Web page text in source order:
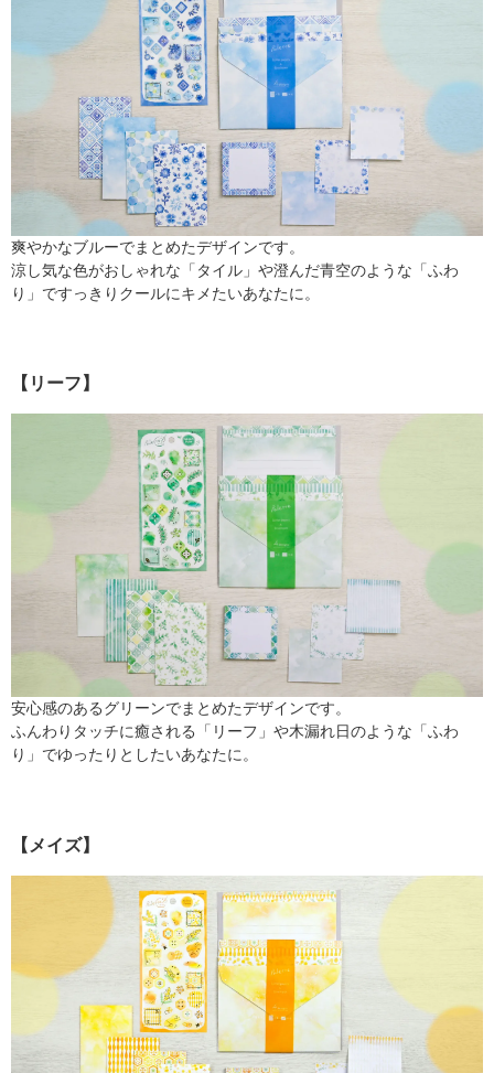
爽やかなブルーでまとめたデザインです。
涼し気な色がおしゃれな「タイル」や澄んだ青空のような「ふわ
り」ですっきりクールにキメたいあなたに。
【リーフ】
安心感のあるグリーンでまとめたデザインです。
ふんわりタッチに癒される「リーフ」や木漏れ日のような「ふわ
り」でゆったりとしたいあなたに。
【メイズ】